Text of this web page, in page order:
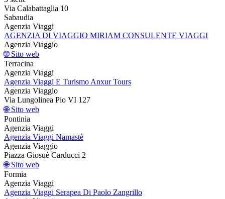
Via Calabattaglia 10
Sabaudia
Agenzia Viaggi
AGENZIA DI VIAGGIO MIRIAM CONSULENTE VIAGGI
Agenzia Viaggio
🌐 Sito web
Terracina
Agenzia Viaggi
Agenzia Viaggi E Turismo Anxur Tours
Agenzia Viaggio
Via Lungolinea Pio VI 127
🌐 Sito web
Pontinia
Agenzia Viaggi
Agenzia Viaggi Namastè
Agenzia Viaggio
Piazza Giosuè Carducci 2
🌐 Sito web
Formia
Agenzia Viaggi
Agenzia Viaggi Serapea Di Paolo Zangrillo